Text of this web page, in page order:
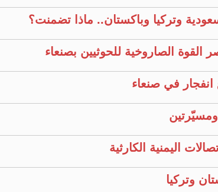
وتركيا وباكستان.. ماذا تضمنت؟
الصاروخية للحوثيين بصنعاء
في صنعاء
اليمنية الكارثية
وتركيا